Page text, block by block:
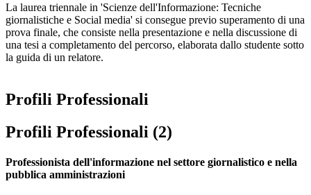
La laurea triennale in 'Scienze dell'Informazione: Tecniche
giornalistiche e Social media' si consegue previo superamento di una
prova finale, che consiste nella presentazione e nella discussione di
una tesi a completamento del percorso, elaborata dallo studente sotto
la guida di un relatore.
Profili Professionali
Profili Professionali (2)
Professionista dell'informazione nel settore giornalistico e nella
pubblica amministrazioni